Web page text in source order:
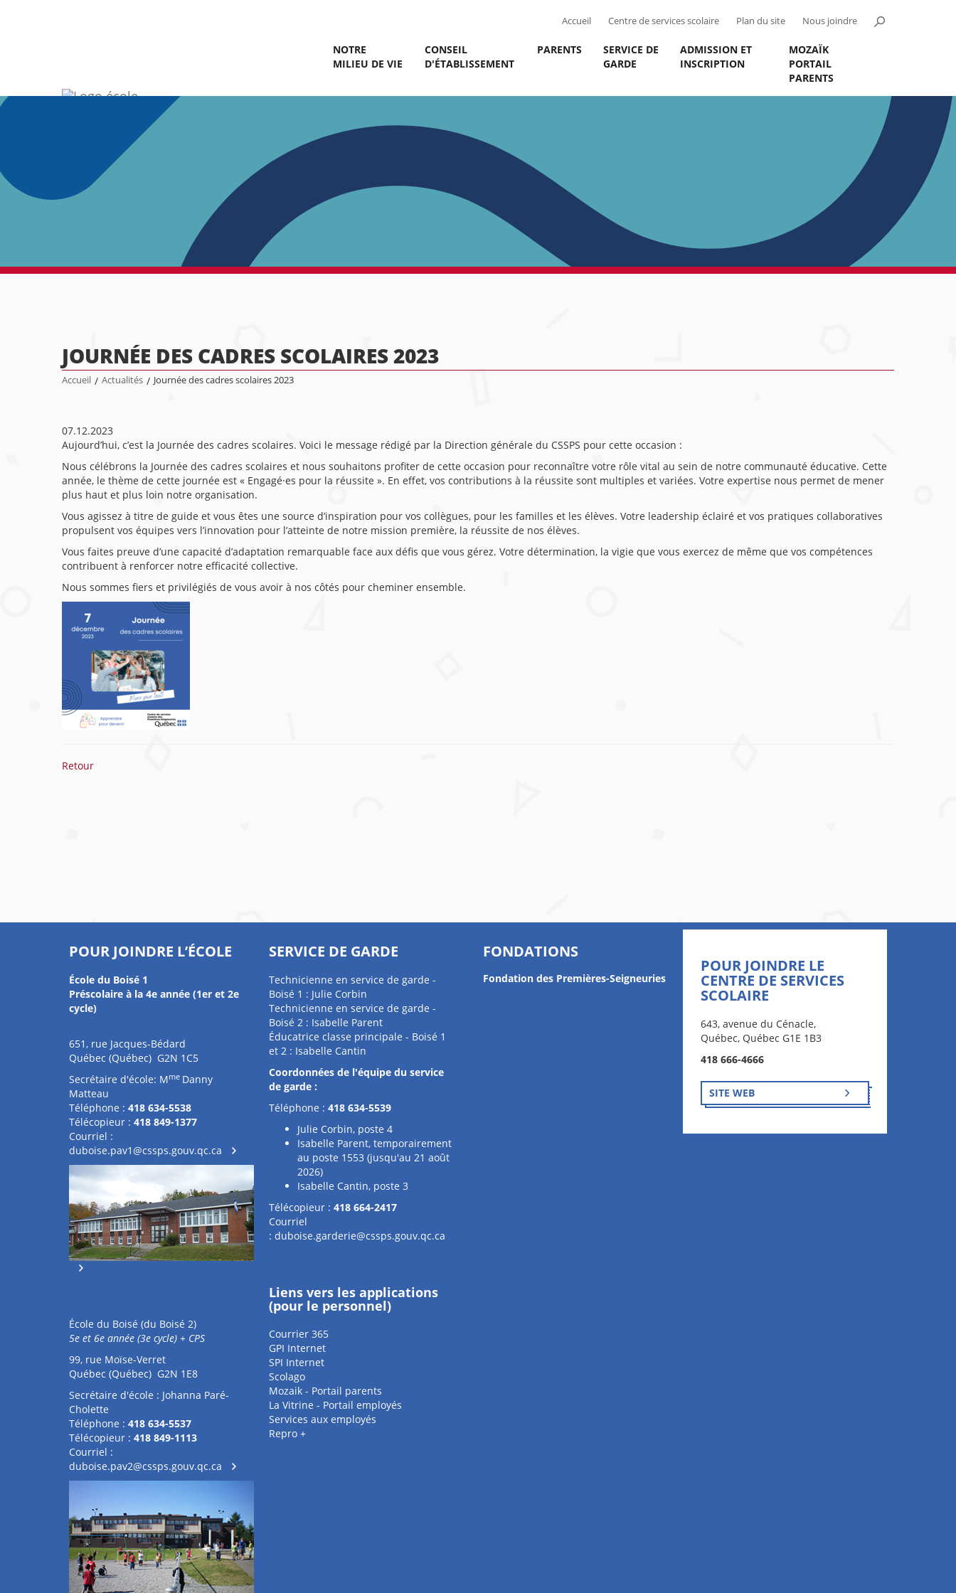
Accueil Centre de services scolaire Plan du site Nous joindre
NOTRE
MILIEU DE VIE
CONSEIL
D'ÉTABLISSEMENT
PARENTS
SERVICE DE
GARDE
ADMISSION ET
INSCRIPTION
MOZAÏK
PORTAIL
PARENTS
JOURNÉE DES CADRES SCOLAIRES 2023
Accueil / Actualités / Journée des cadres scolaires 2023
07.12.2023
Aujourd’hui, c’est la Journée des cadres scolaires. Voici le message rédigé par la Direction générale du CSSPS pour cette occasion :
Nous célébrons la Journée des cadres scolaires et nous souhaitons profiter de cette occasion pour reconnaître votre rôle vital au sein de notre communauté éducative. Cette
année, le thème de cette journée est « Engagé·es pour la réussite ». En effet, vos contributions à la réussite sont multiples et variées. Votre expertise nous permet de mener
plus haut et plus loin notre organisation.
Vous agissez à titre de guide et vous êtes une source d’inspiration pour vos collègues, pour les familles et les élèves. Votre leadership éclairé et vos pratiques collaboratives
propulsent vos équipes vers l’innovation pour l’atteinte de notre mission première, la réussite de nos élèves.
Vous faites preuve d’une capacité d’adaptation remarquable face aux défis que vous gérez. Votre détermination, la vigie que vous exercez de même que vos compétences
contribuent à renforcer notre efficacité collective.
Nous sommes fiers et privilégiés de vous avoir à nos côtés pour cheminer ensemble.
Retour
POUR JOINDRE L’ÉCOLE
École du Boisé 1
Préscolaire à la 4e année (1er et 2e
cycle)
651, rue Jacques-Bédard
Québec (Québec) G2N 1C5
Secrétaire d'école: Mme Danny
Matteau
Téléphone : 418 634-5538
Télécopieur : 418 849-1377
Courriel :
duboise.pav1@cssps.gouv.qc.ca
École du Boisé (du Boisé 2)
5e et 6e année (3e cycle) + CPS
99, rue Moïse-Verret
Québec (Québec) G2N 1E8
Secrétaire d'école : Johanna Paré-
Cholette
Téléphone : 418 634-5537
Télécopieur : 418 849-1113
Courriel :
duboise.pav2@cssps.gouv.qc.ca
SERVICE DE GARDE
Technicienne en service de garde -
Boisé 1 : Julie Corbin
Technicienne en service de garde -
Boisé 2 : Isabelle Parent
Éducatrice classe principale - Boisé 1
et 2 : Isabelle Cantin
Coordonnées de l'équipe du service
de garde :
Téléphone : 418 634-5539
Julie Corbin, poste 4
Isabelle Parent, temporairement
au poste 1553 (jusqu'au 21 août
2026)
Isabelle Cantin, poste 3
Télécopieur : 418 664-2417
Courriel
: duboise.garderie@cssps.gouv.qc.ca
Liens vers les applications
(pour le personnel)
Courrier 365
GPI Internet
SPI Internet
Scolago
Mozaik - Portail parents
La Vitrine - Portail employés
Services aux employés
Repro +
FONDATIONS
Fondation des Premières-Seigneuries
POUR JOINDRE LE
CENTRE DE SERVICES
SCOLAIRE
643, avenue du Cénacle,
Québec, Québec G1E 1B3
418 666-4666
SITE WEB